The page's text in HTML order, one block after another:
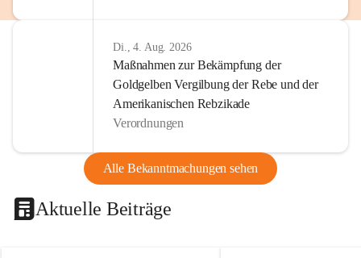
Di., 4. Aug. 2026
Maßnahmen zur Bekämpfung der
Goldgelben Vergilbung der Rebe und der
Amerikanischen Rebzikade
Verordnungen
Alle Bekanntmachungen sehen
Aktuelle Beiträge